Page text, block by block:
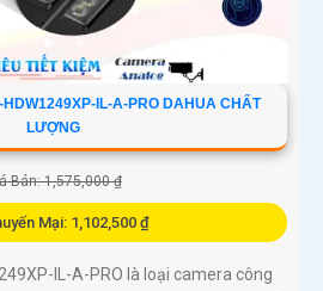
IL-A-PRO DAHUA CHẤT
LƯỢNG
Bán: 1,575,000 ₫
Mại: 1,102,500 ₫
IL-A-PRO là loại camera công